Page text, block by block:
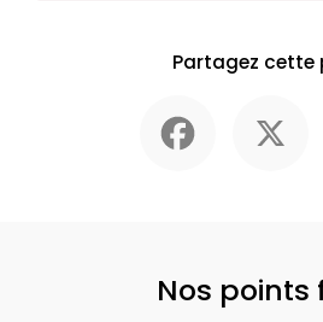
Partagez cette
Nos points